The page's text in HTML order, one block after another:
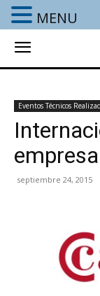
Eventos Técnicos
septiembre 24, 2015
MENU